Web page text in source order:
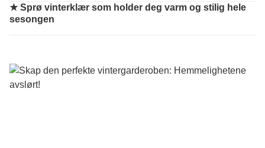
★Sprø vinterklær som holder deg varm og stilig hele
sesongen